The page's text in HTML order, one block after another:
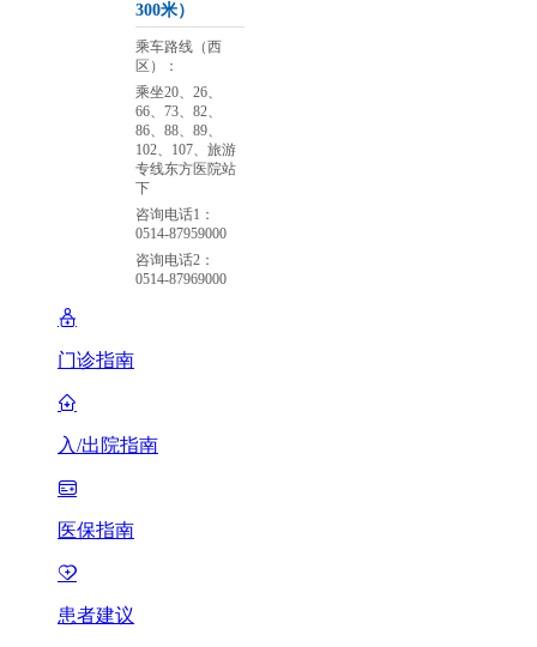
300米）
乘车路线（西
区）：
乘坐20、26、
66、73、82、
86、88、89、
102、107、旅游
专线东方医院站
下
咨询电话1：
0514-87959000
咨询电话2：
0514-87969000
门诊指南
入/出院指南
医保指南
患者建议